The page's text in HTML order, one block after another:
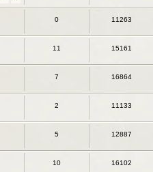
0 11263
11 15161
7 16864
2 11133
5 12887
10 16102